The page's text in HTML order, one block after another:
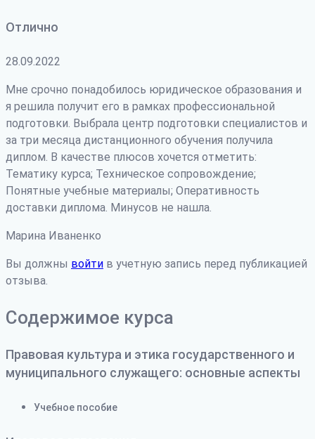
Отлично
28.09.2022
Мне срочно понадобилось юридическое образования и
я решила получит его в рамках профессиональной
подготовки. Выбрала центр подготовки специалистов и
за три месяца дистанционного обучения получила
диплом. В качестве плюсов хочется отметить:
Тематику курса; Техническое сопровождение;
Понятные учебные материалы; Оперативность
доставки диплома. Минусов не нашла.
Марина Иваненко
Вы должны войти в учетную запись перед публикацией
отзыва.
Содержимое курса
Правовая культура и этика государственного и
муниципального служащего: основные аспекты
Учебное пособие